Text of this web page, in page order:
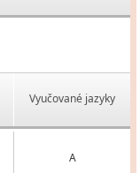
Vyučované jazyky
A